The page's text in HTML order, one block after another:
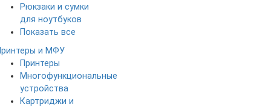
Рюкзаки и сумки
для ноутбуков
Показать все
и МФУ
Принтеры
Многофункциональные
устройства
Картриджи и